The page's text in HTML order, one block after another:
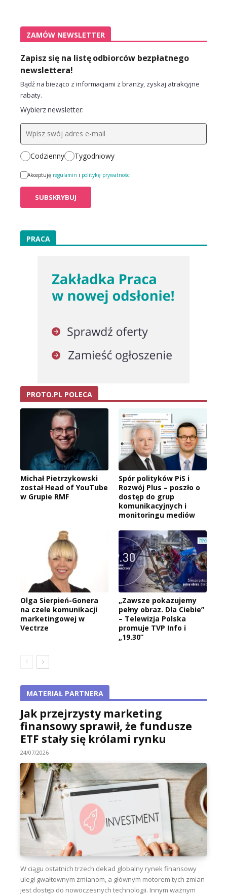
ZAMÓW NEWSLETTER
Zapisz się na listę odbiorców bezpłatnego
newslettera!
Bądź na bieżąco z informacjami z branży, zyskaj atrakcyjne
rabaty.
Wybierz newsletter:
Codzienny Tygodniowy
Akceptuję regulamin i politykę prywatności
PRACA
PROTO.PL POLECA
Michał Pietrzykowski
został Head of YouTube
w Grupie RMF
Spór polityków PiS i
Rozwój Plus – poszło o
dostęp do grup
komunikacyjnych i
monitoringu mediów
Olga Sierpień-Gonera
na czele komunikacji
marketingowej w
Vectrze
„Zawsze pokazujemy
pełny obraz. Dla Ciebie”
– Telewizja Polska
promuje TVP Info i
„19.30”
MATERIAŁ PARTNERA
Jak przejrzysty marketing
finansowy sprawił, że fundusze
ETF stały się królami rynku
24/07/2026
W ciągu ostatnich trzech dekad globalny rynek finansowy
uległ gwałtownym zmianom, a głównym motorem tych zmian
jest dostęp do nowoczesnych technologii. Innym ważnym